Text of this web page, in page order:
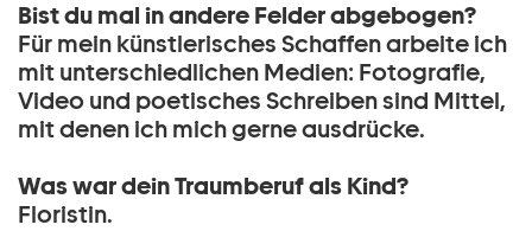
Bist du mal in andere Felder abgebogen?
Für mein künstlerisches Schaffen arbeite ich
mit unterschiedlichen Medien: Fotografie,
Video und poetisches Schreiben sind Mittel,
mit denen ich mich gerne ausdrücke.
Was war dein Traumberuf als Kind?
Floristin.